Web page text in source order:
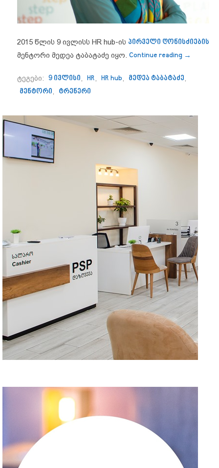
2015 წლის 9 ივლისს HR hub-ის პირველი ღონისძიების
მენტორი მედეა ტაბატაძე იყო. Continue reading “მედეა
→
ტეგები: 9 ივლისი, HR, HR hub, მედეა ტაბატაძე,
მენტორი, ტრენერი